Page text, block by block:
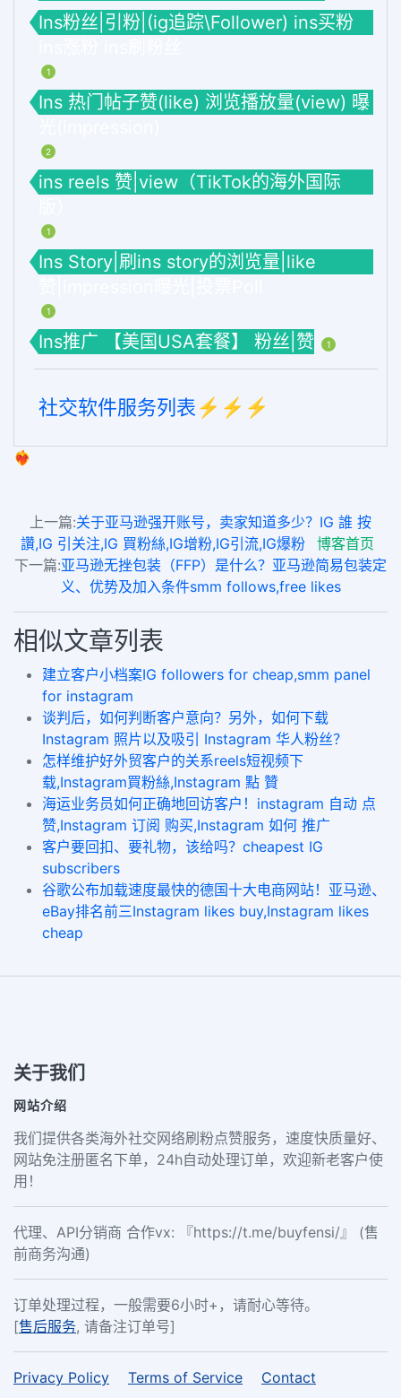
Ins粉丝|引粉|(ig追踪\Follower) ins买粉
1
Ins 热门帖子赞(like) 浏览播放量(view) 曝
2
ins reels 赞|view（TikTok的海外国际
1
Ins Story|刷ins story的浏览量|like
1
Ins推广 【美国USA套餐】 粉丝|赞 1
社交软件服务列表⚡️⚡️⚡️
❤️‍🔥
上一篇:关于亚马逊强开账号，卖家知道多少？IG 誰 按
讚,IG 引关注,IG 買粉絲,IG增粉,IG引流,IG爆粉
博客首页
下一篇:亚马逊无挫包装（FFP）是什么？亚马逊简易包装定
义、优势及加入条件smm follows,free likes
相似文章列表
建立客户小档案IG followers for cheap,smm panel
for instagram
谈判后，如何判断客户意向？另外，如何下载
Instagram 照片以及吸引 Instagram 华人粉丝？
怎样维护好外贸客户的关系reels短视频下
载,Instagram買粉絲,Instagram 點 贊
海运业务员如何正确地回访客户！instagram 自动 点
赞,Instagram 订阅 购买,Instagram 如何 推广
客户要回扣、要礼物，该给吗？cheapest IG
subscribers
谷歌公布加载速度最快的德国十大电商网站！亚马逊、
eBay排名前三Instagram likes buy,Instagram likes
cheap
关于我们
网站介绍
我们提供各类海外社交网络刷粉点赞服务，速度快质量好、
网站免注册匿名下单，24h自动处理订单，欢迎新老客户使
用！
代理、API分销商 合作vx: 『https://t.me/buyfensi/』 (售
前商务沟通)
订单处理过程，一般需要6小时+，请耐心等待。
[售后服务, 请备注订单号]
Privacy Policy Terms of Service Contact